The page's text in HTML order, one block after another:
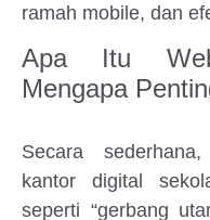
ramah mobile, dan
Apa Itu
Mengapa
Secara sederhana,
kantor digital
seperti “gerbang